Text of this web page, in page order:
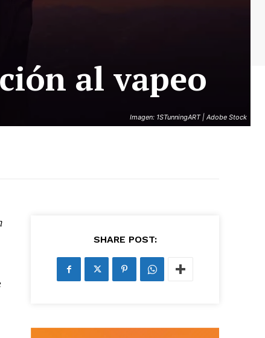
Imagen: 1STunningART | Adobe Stock
al vapeo
SHARE POST: